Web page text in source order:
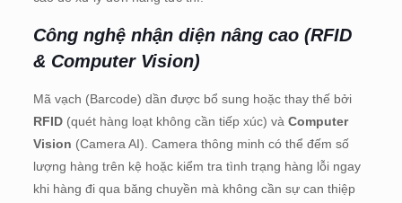
Công nghệ nhận diện nâng cao (RFID
& Computer Vision)
Mã vạch (Barcode) dần được bổ sung hoặc thay thế bởi
RFID(quét hàng loạt không cần tiếp xúc) và Computer
Vision (Camera AI). Camera thông minh có thể đếm số
lượng hàng trên kệ hoặc kiểm tra tình trạng hàng lỗi ngay
khi hàng đi qua băng chuyền mà không cần sự can thiệp